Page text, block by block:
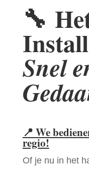
🔧
Snel
📍 We
regio!
Of je nu in het